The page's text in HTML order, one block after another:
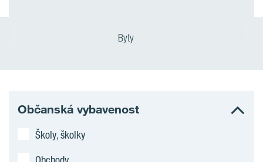
Byty
Občanská vybavenost
Školy, školky